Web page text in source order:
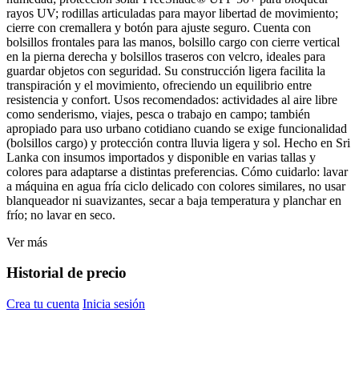
rayos UV; rodillas articuladas para mayor libertad de movimiento;
cierre con cremallera y botón para ajuste seguro. Cuenta con
bolsillos frontales para las manos, bolsillo cargo con cierre vertical
en la pierna derecha y bolsillos traseros con velcro, ideales para
guardar objetos con seguridad. Su construcción ligera facilita la
transpiración y el movimiento, ofreciendo un equilibrio entre
resistencia y confort. Usos recomendados: actividades al aire libre
como senderismo, viajes, pesca o trabajo en campo; también
apropiado para uso urbano cotidiano cuando se exige funcionalidad
(bolsillos cargo) y protección contra lluvia ligera y sol. Hecho en Sri
Lanka con insumos importados y disponible en varias tallas y
colores para adaptarse a distintas preferencias. Cómo cuidarlo: lavar
a máquina en agua fría ciclo delicado con colores similares, no usar
blanqueador ni suavizantes, secar a baja temperatura y planchar en
frío; no lavar en seco.
Ver más
Historial de precio
Crea tu cuenta Inicia sesión